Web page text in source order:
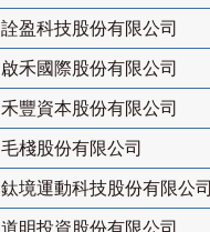
詮盈科技股份有限公司
啟禾國際股份有限公司
禾豐資本股份有限公司
毛棧股份有限公司
鈦境運動科技股份有限公司
道明投資股份有限公司